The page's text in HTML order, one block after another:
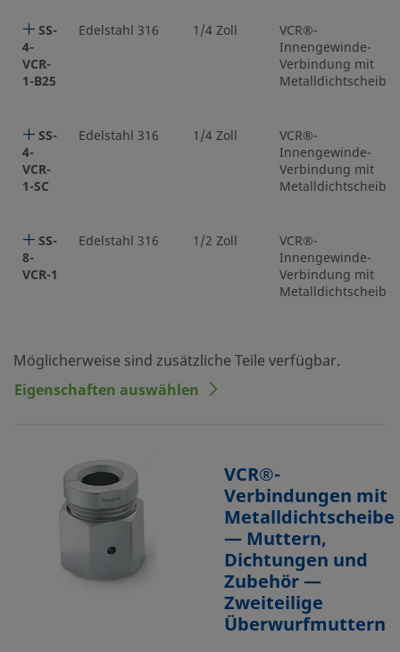
SS-
4-
VCR-
1-B25
Edelstahl 316 1/4 Zoll
VCR®-
Innengewinde-
Verbindung mit
Metalldichtscheibe
SS-
4-
VCR-
1-SC
Edelstahl 316 1/4 Zoll
VCR®-
Innengewinde-
Verbindung mit
Metalldichtscheibe
SS-
8-
VCR-1
Edelstahl 316 1/2 Zoll
VCR®-
Innengewinde-
Verbindung mit
Metalldichtscheibe
Möglicherweise sind zusätzliche Teile verfügbar.
Eigenschaften auswählen
VCR®-
Verbindungen mit
Metalldichtscheibe
— Muttern,
Dichtungen und
Zubehör —
Zweiteilige
Überwurfmuttern